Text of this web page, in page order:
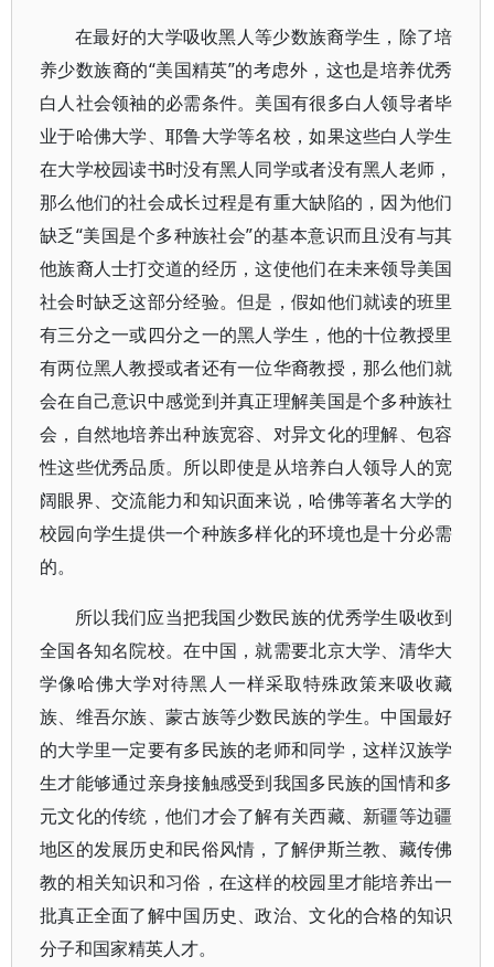
在最好的大学吸收黑人等少数族裔学生，除了培
养少数族裔的“美国精英”的考虑外，这也是培养优秀
白人社会领袖的必需条件。美国有很多白人领导者毕
业于哈佛大学、耶鲁大学等名校，如果这些白人学生
在大学校园读书时没有黑人同学或者没有黑人老师，
那么他们的社会成长过程是有重大缺陷的，因为他们
缺乏“美国是个多种族社会”的基本意识而且没有与其
他族裔人士打交道的经历，这使他们在未来领导美国
社会时缺乏这部分经验。但是，假如他们就读的班里
有三分之一或四分之一的黑人学生，他的十位教授里
有两位黑人教授或者还有一位华裔教授，那么他们就
会在自己意识中感觉到并真正理解美国是个多种族社
会，自然地培养出种族宽容、对异文化的理解、包容
性这些优秀品质。所以即使是从培养白人领导人的宽
阔眼界、交流能力和知识面来说，哈佛等著名大学的
校园向学生提供一个种族多样化的环境也是十分必需
的。
所以我们应当把我国少数民族的优秀学生吸收到
全国各知名院校。在中国，就需要北京大学、清华大
学像哈佛大学对待黑人一样采取特殊政策来吸收藏
族、维吾尔族、蒙古族等少数民族的学生。中国最好
的大学里一定要有多民族的老师和同学，这样汉族学
生才能够通过亲身接触感受到我国多民族的国情和多
元文化的传统，他们才会了解有关西藏、新疆等边疆
地区的发展历史和民俗风情，了解伊斯兰教、藏传佛
教的相关知识和习俗，在这样的校园里才能培养出一
批真正全面了解中国历史、政治、文化的合格的知识
分子和国家精英人才。